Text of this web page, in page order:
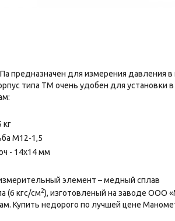
предназначен для измерения давления
типа ТМ очень удобен для установки
кг
М12-1,5
- 14х14 мм
элемент – медный сплав
(6 кгс/см2), изготовленый на заводе ООО
Купить недорого по лучшей цене